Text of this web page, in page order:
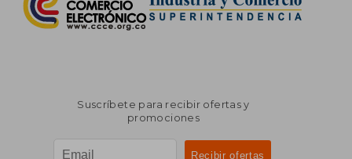
Suscríbete para recibir ofertas y
promociones